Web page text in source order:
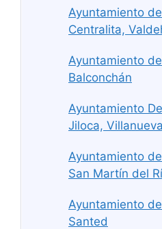
Ayuntamiento
Centralita,
Ayuntamiento
Balconchán
Ayuntamiento
Jiloca,
Ayuntamiento
San Martín del
Ayuntamiento
Santed